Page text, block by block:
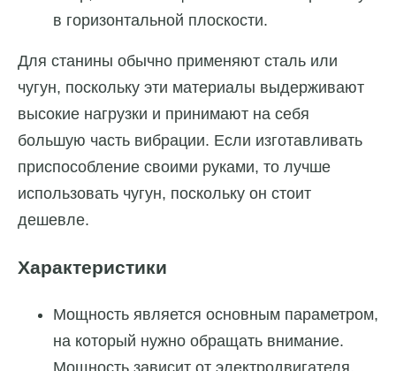
в горизонтальной плоскости.
Для станины обычно применяют сталь или
чугун, поскольку эти материалы выдерживают
высокие нагрузки и принимают на себя
большую часть вибрации. Если изготавливать
приспособление своими руками, то лучше
использовать чугун, поскольку он стоит
дешевле.
Характеристики
Мощность является основным параметром,
на который нужно обращать внимание.